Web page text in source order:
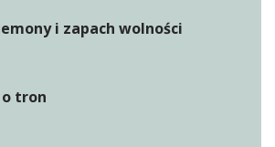
i zapach wolności
tron